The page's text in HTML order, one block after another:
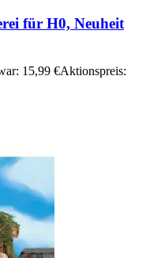
für H0, Neuheit
15,99 €Aktionspreis: